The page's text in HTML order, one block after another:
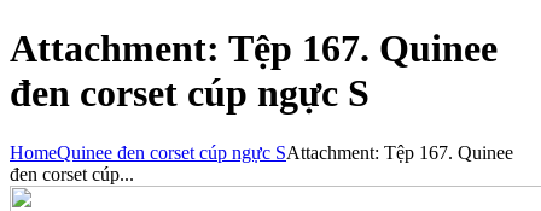
Attachment: Tệp 167. Quinee
đen corset cúp ngực S
HomeQuinee đen corset cúp ngực SAttachment: Tệp 167. Quinee
đen corset cúp...